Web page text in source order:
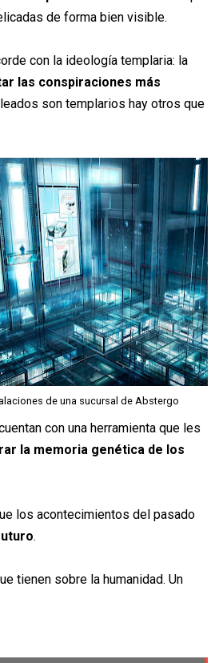
de forma bien visible.
con la ideología templaria: la
las conspiraciones más
son templarios hay otros que
de una sucursal de Abstergo
con una herramienta que les
la memoria genética de los
los acontecimientos del pasado
.
tienen sobre la humanidad. Un